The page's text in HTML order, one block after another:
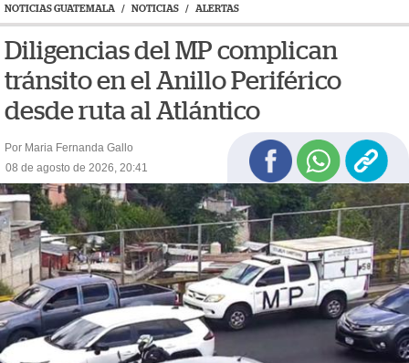
NOTICIAS GUATEMALA / NOTICIAS / ALERTAS
Diligencias del MP complican
tránsito en el Anillo Periférico
desde ruta al Atlántico
Por Maria Fernanda Gallo
08 de agosto de 2026, 20:41